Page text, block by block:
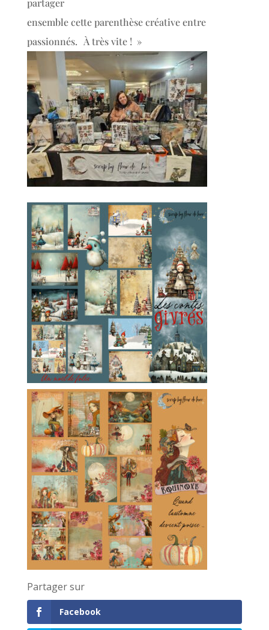
partager
ensemble cette parenthèse créative entre
passionnés. À très vite ! »
Facebook
Partager sur